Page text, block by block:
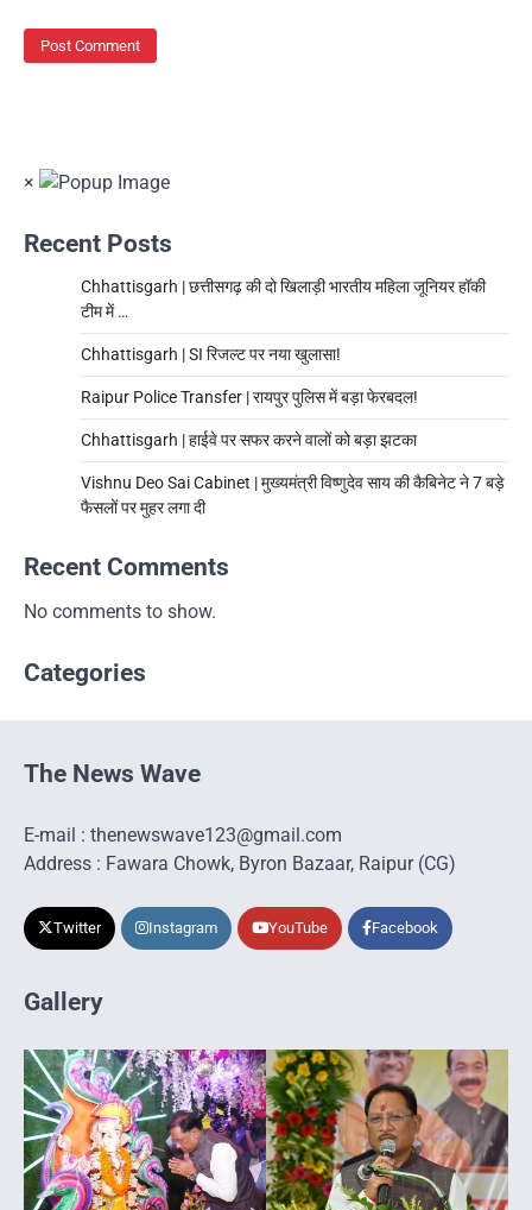
×
Recent Posts
Chhattisgarh | छत्तीसगढ़ की दो खिलाड़ी भारतीय महिला जूनियर हॉकी
टीम में …
Chhattisgarh | SI रिजल्ट पर नया खुलासा!
Raipur Police Transfer | रायपुर पुलिस में बड़ा फेरबदल!
Chhattisgarh | हाईवे पर सफर करने वालों को बड़ा झटका
Vishnu Deo Sai Cabinet | मुख्यमंत्री विष्णुदेव साय की कैबिनेट ने 7 बड़े
फैसलों पर मुहर लगा दी
Recent Comments
No comments to show.
Categories
The News Wave
E-mail : thenewswave123@gmail.com
Address : Fawara Chowk, Byron Bazaar, Raipur (CG)
Twitter Instagram YouTube Facebook
Gallery